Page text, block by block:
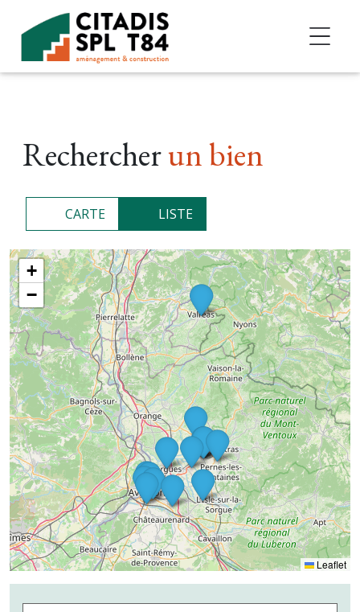
Accéder au contenu
Rechercherun bien
CARTE LISTE
+
−
Leaflet